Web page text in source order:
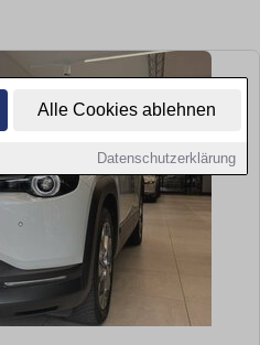
Alle Cookies ablehnen
Datenschutzerklärung